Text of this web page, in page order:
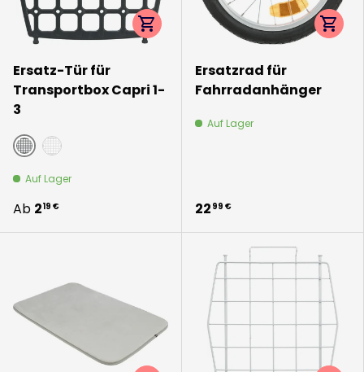
Ersatz-Tür für
Transportbox Capri 1-
3
dunkelgrau
Auf Lager
Ab 219 €
Optionen auswählen
Ersatzrad für
Fahrradanhänger
Auf Lager
22 99 €